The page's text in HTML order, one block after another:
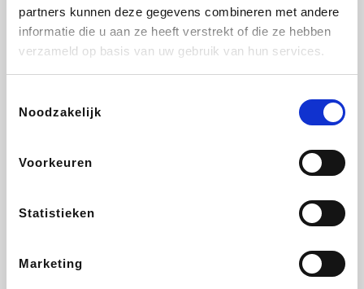
partners kunnen deze gegevens combineren met andere
informatie die u aan ze heeft verstrekt of die ze hebben
verzameld op basis van uw gebruik van hun services.
Noodzakelijk
Voorkeuren
Statistieken
Marketing
Sarenza Interhome Schiesser Bolt Energie
DeubaXXL
Ekoi About You